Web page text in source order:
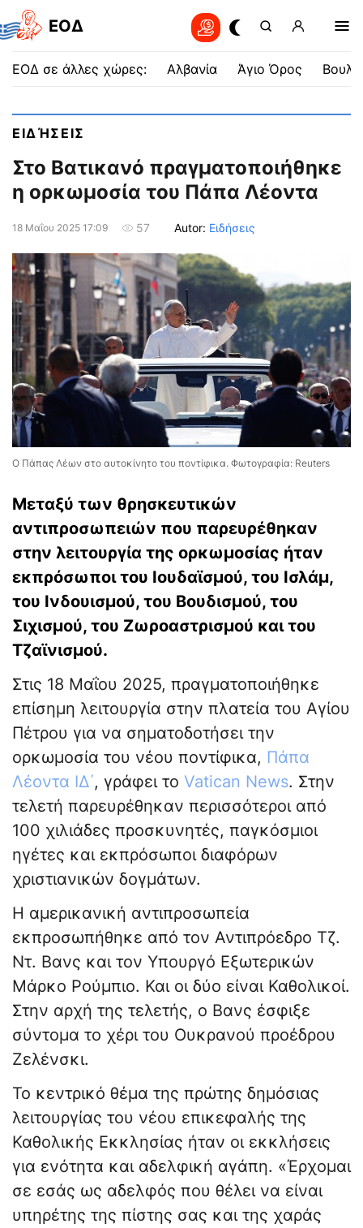
EOΔ
ΕΟΔ σε άλλες χώρες: Αλβανία Άγιο Όρος
ΕΙΔΉΣΕΙΣ
Στο Βατικανό πραγματοποιήθηκε
η ορκωμοσία του Πάπα Λέοντα
18 Μαΐου 2025 17:09 57 Autor: Ειδήσεις
Ο Πάπας Λέων στο αυτοκίνητο του ποντίφικα. Φωτογραφία: Reuters
Μεταξύ των θρησκευτικών
αντιπροσωπειών που παρευρέθηκαν
στην λειτουργία της ορκωμοσίας ήταν
εκπρόσωποι του Ιουδαϊσμού, του Ισλάμ,
του Ινδουισμού, του Βουδισμού, του
Σιχισμού, του Ζωροαστρισμού και του
Τζαϊνισμού.
Στις 18 Μαΐου 2025, πραγματοποιήθηκε
επίσημη λειτουργία στην πλατεία του Αγίου
Πέτρου για να σηματοδοτήσει την
ορκωμοσία του νέου ποντίφικα, Πάπα
Λέοντα ΙΔ΄, γράφει το Vatican News. Στην
τελετή παρευρέθηκαν περισσότεροι από
100 χιλιάδες προσκυνητές, παγκόσμιοι
ηγέτες και εκπρόσωποι διαφόρων
χριστιανικών δογμάτων.
Η αμερικανική αντιπροσωπεία
εκπροσωπήθηκε από τον Αντιπρόεδρο Τζ.
Ντ. Βανς και τον Υπουργό Εξωτερικών
Μάρκο Ρούμπιο. Και οι δύο είναι Καθολικοί.
Στην αρχή της τελετής, ο Βανς έσφιξε
σύντομα το χέρι του Ουκρανού προέδρου
Ζελένσκι.
Το κεντρικό θέμα της πρώτης δημόσιας
λειτουργίας του νέου επικεφαλής της
Καθολικής Εκκλησίας ήταν οι εκκλήσεις
για ενότητα και αδελφική αγάπη. «Έρχομαι
σε εσάς ως αδελφός που θέλει να είναι
υπηρέτης της πίστης σας και της χαράς